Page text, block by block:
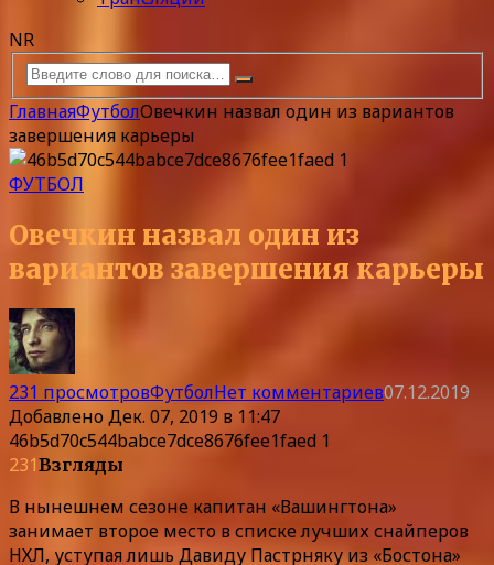
NR
ГлавнаяФутболОвечкин назвал один из вариантов
завершения карьеры
ФУТБОЛ
Овечкин назвал один из
вариантов завершения карьеры
231 просмотровФутболНет комментариев07.12.2019
ДобавленоДек. 07, 2019 в 11:47
46b5d70c544babce7dce8676fee1faed 1
231Взгляды
В нынешнем сезоне капитан «Вашингтона»
занимает второе место в списке лучших снайперов
НХЛ, уступая лишь Давиду Пастрняку из «Бостона»